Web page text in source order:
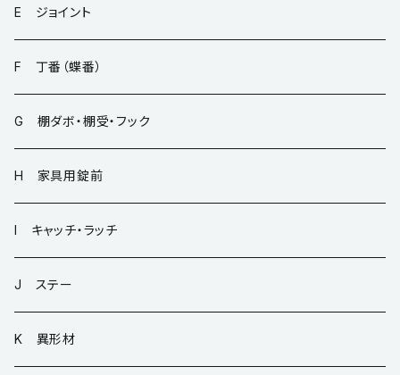
E ジョイント
F 丁番（蝶番）
G 棚ダボ・棚受・フック
H 家具用錠前
I キャッチ・ラッチ
J ステー
K 異形材